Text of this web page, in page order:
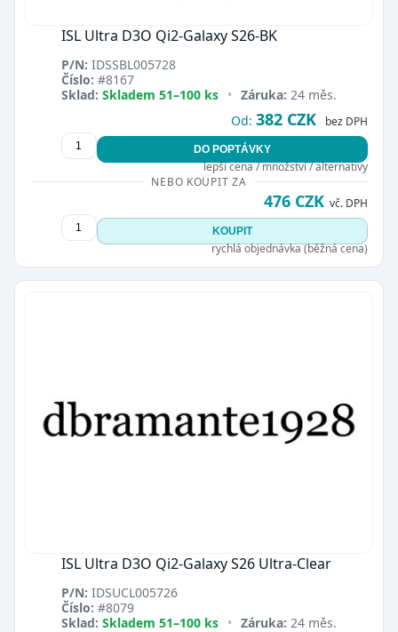
ISL Ultra D3O Qi2-Galaxy S26-BK
P/N: IDSSBL005728
Číslo: #8167
Sklad: Skladem 51–100 ks • Záruka: 24 měs.
Od: 382 CZK bez DPH
DO POPTÁVKY
lepší cena / množství / alternativy
NEBO KOUPIT ZA
476 CZK vč. DPH
KOUPIT
rychlá objednávka (běžná cena)
ISL Ultra D3O Qi2-Galaxy S26 Ultra-Clear
P/N: IDSUCL005726
Číslo: #8079
Sklad: Skladem 51–100 ks • Záruka: 24 měs.